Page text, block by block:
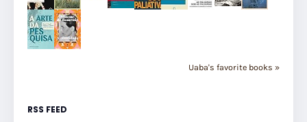
Uaba's favorite books »
RSS FEED